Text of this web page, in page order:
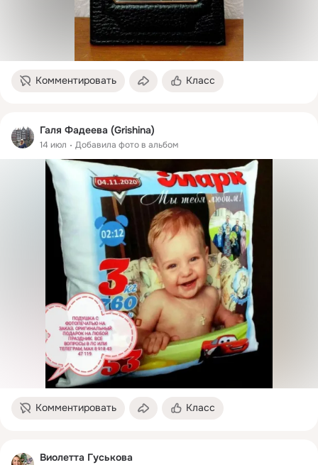
Комментировать Класс
Галя Фадеева (Grishina)
14 июл Добавила фото в альбом
Комментировать Класс
Виолетта Гуськова